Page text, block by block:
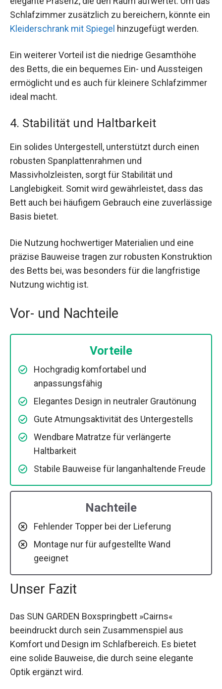
Schlafzimmer zusätzlich zu bereichern, könnte ein
Kleiderschrank mit Spiegel hinzugefügt werden.
Ein weiterer Vorteil ist die niedrige Gesamthöhe
des Betts, die ein bequemes Ein- und Aussteigen
ermöglicht und es auch für kleinere Schlafzimmer
ideal macht.
4. Stabilität und Haltbarkeit
Ein solides Untergestell, unterstützt durch einen
robusten Spanplattenrahmen und
Massivholzleisten, sorgt für Stabilität und
Langlebigkeit. Somit wird gewährleistet, dass das
Bett auch bei häufigem Gebrauch eine zuverlässige
Basis bietet.
Die Nutzung hochwertiger Materialien und eine
präzise Bauweise tragen zur robusten Konstruktion
des Betts bei, was besonders für die langfristige
Nutzung wichtig ist.
Vor- und Nachteile
Vorteile
Hochgradig komfortabel und
anpassungsfähig
Elegantes Design in neutraler Grautönung
Gute Atmungsaktivität des Untergestells
Wendbare Matratze für verlängerte
Haltbarkeit
Stabile Bauweise für langanhaltende Freude
Nachteile
Fehlender Topper bei der Lieferung
Montage nur für aufgestellte Wand
geeignet
Unser Fazit
Das SUN GARDEN Boxspringbett »Cairns«
beeindruckt durch sein Zusammenspiel aus
Komfort und Design im Schlafbereich. Es bietet
eine solide Bauweise, die durch seine elegante
Optik ergänzt wird.